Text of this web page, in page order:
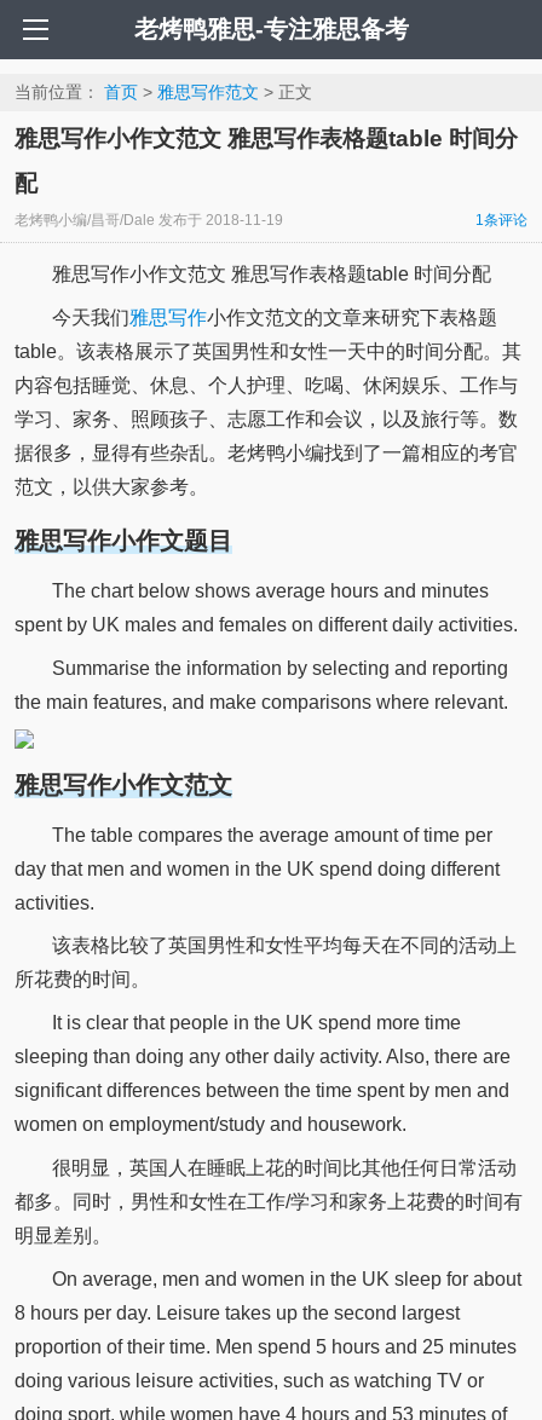
老烤鸭雅思-专注雅思备考
当前位置： 首页> 雅思写作范文 > 正文
雅思写作小作文范文 雅思写作表格题table 时间分
配
老烤鸭小编/昌哥/Dale 发布于 2018-11-19 1条评论
雅思写作小作文范文 雅思写作表格题table 时间分配
今天我们雅思写作小作文范文的文章来研究下表格题
table。该表格展示了英国男性和女性一天中的时间分配。其
内容包括睡觉、休息、个人护理、吃喝、休闲娱乐、工作与
学习、家务、照顾孩子、志愿工作和会议，以及旅行等。数
据很多，显得有些杂乱。老烤鸭小编找到了一篇相应的考官
范文，以供大家参考。
雅思写作小作文题目
The chart below shows average hours and minutes
spent by UK males and females on different daily activities.
Summarise the information by selecting and reporting
the main features, and make comparisons where relevant.
雅思写作小作文范文
The table compares the average amount of time per
day that men and women in the UK spend doing different
activities.
该表格比较了英国男性和女性平均每天在不同的活动上
所花费的时间。
It is clear that people in the UK spend more time
sleeping than doing any other daily activity. Also, there are
significant differences between the time spent by men and
women on employment/study and housework.
很明显，英国人在睡眠上花的时间比其他任何日常活动
都多。同时，男性和女性在工作/学习和家务上花费的时间有
明显差别。
On average, men and women in the UK sleep for about
8 hours per day. Leisure takes up the second largest
proportion of their time. Men spend 5 hours and 25 minutes
doing various leisure activities, such as watching TV or
doing sport, while women have 4 hours and 53 minutes of